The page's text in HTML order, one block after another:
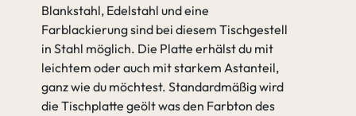
Blankstahl, Edelstahl und eine
Farblackierung sind bei diesem Tischgestell
in Stahl möglich. Die Platte erhälst du mit
leichtem oder auch mit starkem Astanteil,
ganz wie du möchtest. Standardmäßig wird
die Tischplatte geölt was den Farbton des